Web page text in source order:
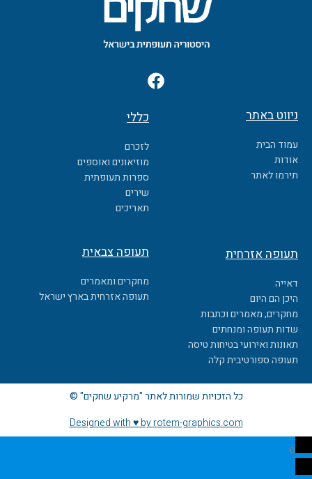
F
a
e
b
o
o
k
ניווט באתר
עמוד הבית
אודות
תירמו לאתר
כללי
לזכרם
מוזיאונים ואוספים
ספרות תעופתית
שירים
תאריכים
תעופה אזרחית
דאייה
היכן הם היום
מחקרים, מאמרים וכתבות
שדות תעופה ומנחתים
תאונות ואירועי בטיחות טיסה
תעופה ספורטיבית קלה
תעופה צבאית
מחקרים ומאמרים
תעופה אזרחית בארץ ישראל
כל הזכויות שמורות לאתר "מרקיע שחקים" ©
Designed with ♥ by rotem-graphics.com
0